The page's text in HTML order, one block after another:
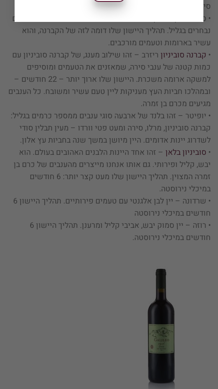
סינון, ועל ידי יישון במשך 12 חודשים בחביות עץ אלון צרפתי.
• סירה – יין עם גוף מלא, שאנחנו מייצרים מענבים מכמה כרמים
נבחרים בגליל. תהליך היישון שלו דומה לזה של הקברנה, והוא
עשיר בארומות וטעמים מורכבים.
• קברנה סוביניון ריזרב – זהו שילוב מענג, של קברנה סוביניון עם
כמות קטנה של ענבי סירה, שמאזנים את הטעמים ומוסיפים
למשקה ארומה משכרת. היישון שלו ארוך יותר – 22 חודשים –
ובמהלכו חביות העץ מעניקות ליין טעם עשיר ומשובח. כל הענבים
מגיעים מכרם בן זמרה.
• יופיטר – זהו בלנד של ארבעה סוגי ענבים ממספר כרמים בגליל:
קברנה סוביניון, מרלו, סירה ומעט פטי וורדו – מעין תבלין סודי
לשדרוג יינות אדומים. היין מיושן במשך שנה בחביות עץ אלון.
• סוביניון בלאן – זהו אחד היינות הלבנים האהובים בעולם. הוא
יבש, קליל ופירותי. גם אותו אנחנו מייצרים מהענבים של כרם בן
זמרה המצוין. תהליך היישון שלו מעט קצר יותר: 6 חודשים
במיכלי נירוסטה.
• שרדונה – יין לבן אלגנטי עם טעמים פירותיים. תהליך היישון 6
חודשים במיכלי נירוסטה
• רוזה – יין סמוק יבש, אביבי קליל ומרענן. תהליך היישון 6
חודשים במיכלי נירוסטה.